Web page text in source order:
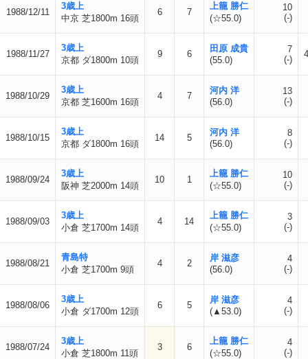
1988/12/11
3歳上
中京 芝1800m 16頭
6 7
上籠 勝仁
(☆55.0)
10
(-)
1988/11/27
3歳上
京都 ダ1800m 10頭
9 6
田原 成貴
(55.0)
7
(-)
1988/10/29
3歳上
京都 芝1600m 16頭
4 7
河内 洋
(56.0)
13
(-)
1988/10/15
3歳上
京都 ダ1800m 16頭
14 5
河内 洋
(56.0)
8
(-)
1988/09/24
3歳上
阪神 芝2000m 14頭
10 1
上籠 勝仁
(☆55.0)
10
(-)
1988/09/03
3歳上
小倉 芝1700m 14頭
4 14
上籠 勝仁
(☆55.0)
3
(-)
1988/08/21
青島特
小倉 芝1700m 9頭
4 2
岸 滋彦
(56.0)
4
(-)
1988/08/06
3歳上
小倉 ダ1700m 12頭
6 5
岸 滋彦
(▲53.0)
4
(-)
1988/07/24
3歳上
小倉 芝1800m 11頭
3 6
上籠 勝仁
(☆55.0)
4
(-)